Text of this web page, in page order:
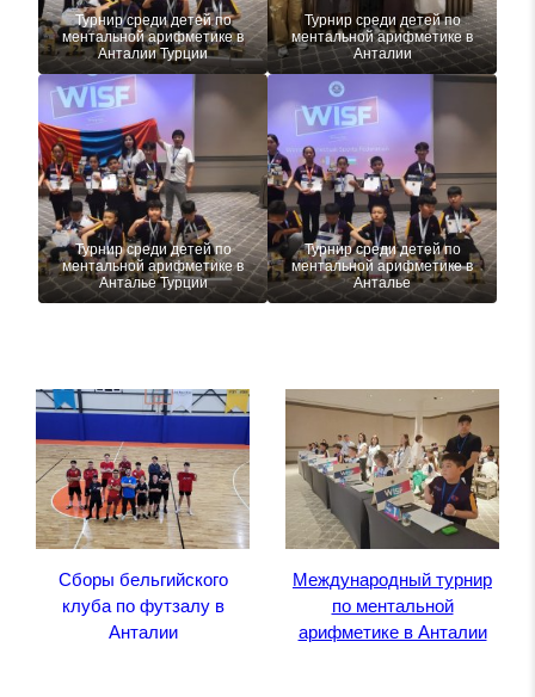
Турнир среди детей по
ментальной арифметике в
Анталии Турции
Турнир среди детей по
ментальной арифметике в
Анталии
Турнир среди детей по
ментальной арифметике в
Анталье Турции
Турнир среди детей по
ментальной арифметике в
Анталье
Сборы бельгийского
клуба по футзалу в
Анталии
Международный турнир
по ментальной
арифметике в Анталии